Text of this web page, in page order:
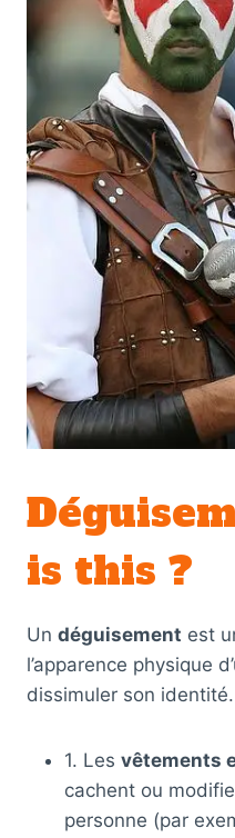
is this ?
Un déguisement est
l’apparence physique
dissimuler son identité.
1. Les vêtements
cachent ou
personne (par